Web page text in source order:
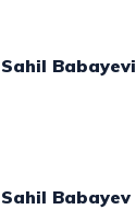
Sahil
Sahil